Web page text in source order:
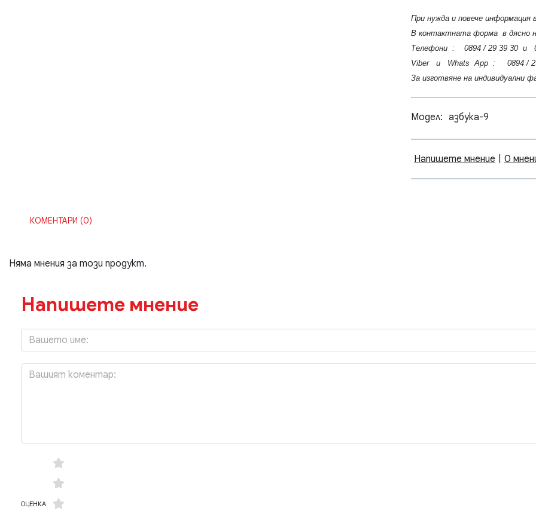
При нужда и повече
В контактната форма в дясно
Телефони : 0894 / 29 39 30 и
Viber и Whats App : 0894 /
За изготвяне на индивидуални
Модел: азбука-9
Напишете мнение 0
КОМЕНТАРИ (0)
Няма мнения за този продукт.
Напишете мнение
ОЦЕНКА: